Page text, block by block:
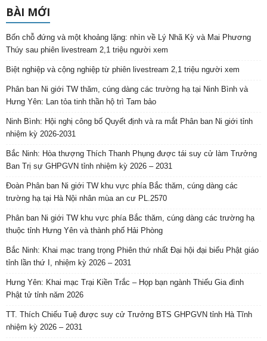
BÀI MỚI
Bốn chỗ đứng và một khoảng lặng: nhìn về Lý Nhã Kỳ và Mai Phương
Thúy sau phiên livestream 2,1 triệu người xem
Biệt nghiệp và cộng nghiệp từ phiên livestream 2,1 triệu người xem
Phân ban Ni giới TW thăm, cúng dàng các trường hạ tại Ninh Bình và
Hưng Yên: Lan tỏa tinh thần hộ trì Tam bảo
Ninh Bình: Hội nghị công bố Quyết định và ra mắt Phân ban Ni giới tỉnh
nhiệm kỳ 2026-2031
Bắc Ninh: Hòa thượng Thích Thanh Phụng được tái suy cử làm Trưởng
Ban Trị sự GHPGVN tỉnh nhiệm kỳ 2026 – 2031
Đoàn Phân ban Ni giới TW khu vực phía Bắc thăm, cúng dàng các
trường hạ tại Hà Nội nhân mùa an cư PL.2570
Phân ban Ni giới TW khu vực phía Bắc thăm, cúng dàng các trường hạ
thuộc tỉnh Hưng Yên và thành phố Hải Phòng
Bắc Ninh: Khai mạc trang trọng Phiên thứ nhất Đại hội đại biểu Phật giáo
tỉnh lần thứ I, nhiệm kỳ 2026 – 2031
Hưng Yên: Khai mạc Trại Kiền Trắc – Họp bạn ngành Thiếu Gia đình
Phật tử tỉnh năm 2026
TT. Thích Chiếu Tuệ được suy cử Trưởng BTS GHPGVN tỉnh Hà Tĩnh
nhiệm kỳ 2026 – 2031